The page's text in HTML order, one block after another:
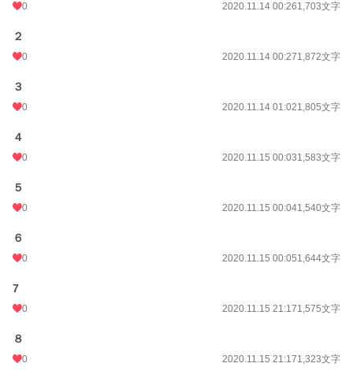
週間ポイント
月間ポイント
年間ポイント
累計ポイント
0 2020.11.14 00:261,703文字
２
0 2020.11.14 00:271,872文字
３
0 2020.11.14 01:021,805文字
４
0 2020.11.15 00:031,583文字
５
0 2020.11.15 00:041,540文字
６
0 2020.11.15 00:051,644文字
7
0 2020.11.15 21:171,575文字
８
0 2020.11.15 21:171,323文字